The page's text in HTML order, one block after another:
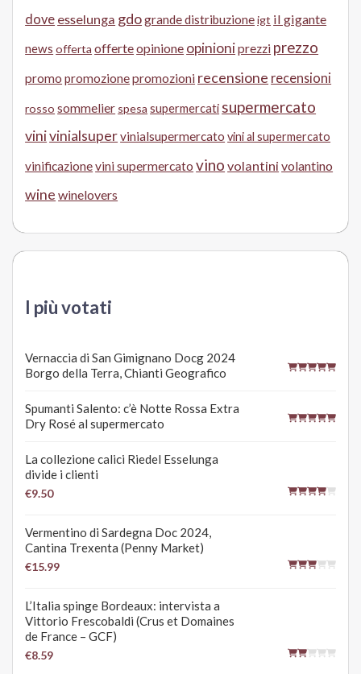
dove esselunga gdogrande distribuzioneigt il gigante
news offerta offerteopinione opinioniprezzi prezzo
promo promozionepromozioni recensione recensioni
rosso sommelier spesa supermercati supermercato
vinivinialsupervinialsupermercato vini al supermercato
vinificazionevini supermercato vino volantini volantino
wine winelovers
I più votati
Vernaccia di San Gimignano Docg 2024
Borgo della Terra, Chianti Geografico
Spumanti Salento: c’è Notte Rossa Extra
Dry Rosé al supermercato
La collezione calici Riedel Esselunga
divide i clienti
€9.50
Vermentino di Sardegna Doc 2024,
Cantina Trexenta (Penny Market)
€15.99
L’Italia spinge Bordeaux: intervista a
Vittorio Frescobaldi (Crus et Domaines
de France – GCF)
€8.59